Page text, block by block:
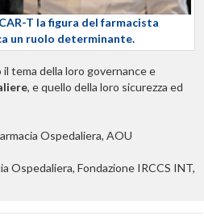
T la figura del farmacista
un ruolo determinante.
tema della loro governance e
, e quello della loro sicurezza ed
Ospedaliera, AOU
Ospedaliera, Fondazione IRCCS INT,